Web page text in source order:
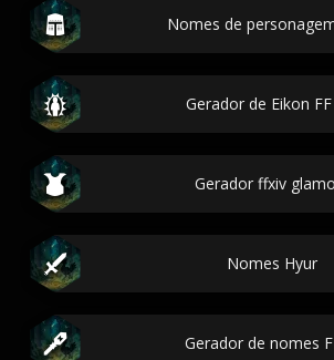
Nomes de
Gerador de Eikon FF
Gerador ffxiv
Nomes Hyur
Gerador de nomes